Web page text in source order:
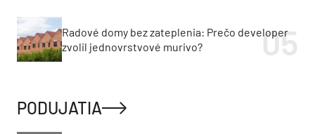
Radové domy bez zateplenia: Prečo developer
zvolil jednovrstvové murivo?
PODUJATIA